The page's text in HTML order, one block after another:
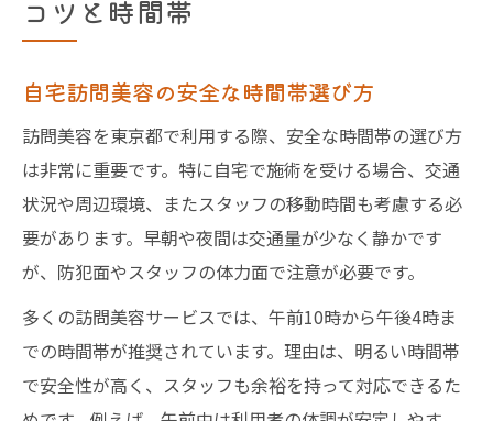
コツと時間帯
自宅訪問美容の安全な時間帯選び方
訪問美容を東京都で利用する際、安全な時間帯の選び方
は非常に重要です。特に自宅で施術を受ける場合、交通
状況や周辺環境、またスタッフの移動時間も考慮する必
要があります。早朝や夜間は交通量が少なく静かです
が、防犯面やスタッフの体力面で注意が必要です。
多くの訪問美容サービスでは、午前10時から午後4時ま
での時間帯が推奨されています。理由は、明るい時間帯
で安全性が高く、スタッフも余裕を持って対応できるた